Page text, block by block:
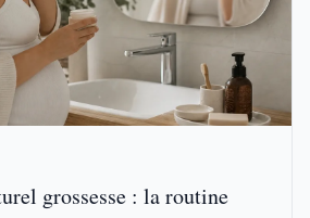
grossesse : la routine